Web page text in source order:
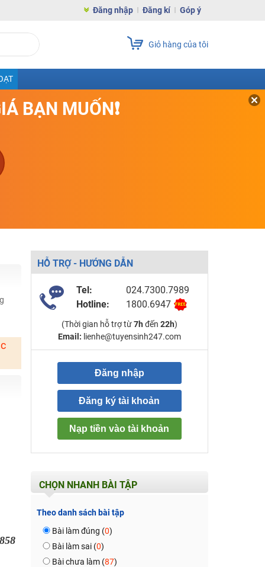
Đăng nhập Đăng kí Góp ý
Giỏ hàng của tôi
BẠN MUỐN❗
HỖ TRỢ - HƯỚNG DẪN
Tel:
024.7300.7989
Hotline:
1800.6947
(Thời gian hỗ trợ từ7h đến 22h)
Email: lienhe@tuyensinh247.com
Đăng nhập
Đăng ký tài khoản
Nạp tiền vào tài khoản
CHỌN NHANH BÀI TẬP
Theo danh sách bài tập
Bài làm đúng (0)
Bài làm sai (0)
Bài chưa làm (87)